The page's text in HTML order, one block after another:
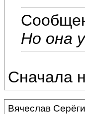
Но она
Сначала
Вячеслав